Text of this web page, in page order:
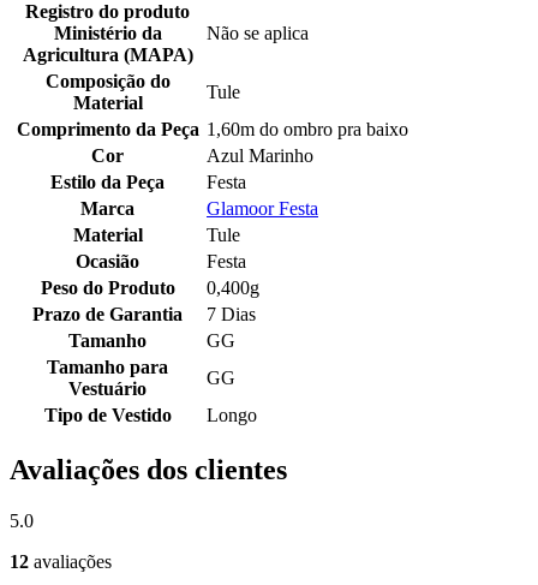
Registro do produto
Ministério da
Agricultura (MAPA)
Não se aplica
Composição do
Material
Tule
Comprimento da Peça 1,60m do ombro pra baixo
Cor
Azul Marinho
Estilo da Peça
Festa
Marca
Glamoor Festa
Material
Tule
Ocasião
Festa
Peso do Produto
0,400g
Prazo de Garantia
7 Dias
Tamanho
GG
Tamanho para
Vestuário
GG
Tipo de Vestido
Longo
Avaliações dos clientes
5.0
12 avaliações